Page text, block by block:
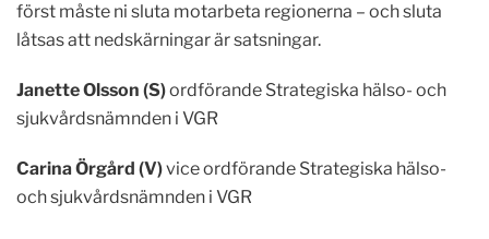
först måste ni sluta motarbeta regionerna – och sluta
låtsas att nedskärningar är satsningar.
Janette Olsson (S)ordförande Strategiska hälso- och
sjukvårdsnämnden i VGR
Carina Örgård (V)vice ordförande Strategiska hälso-
och sjukvårdsnämnden i VGR